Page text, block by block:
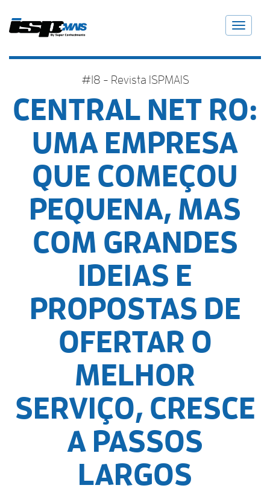
Toggle
#18 - Revista ISPMAIS
CENTRAL NET RO:
UMA EMPRESA
QUE COMEÇOU
PEQUENA, MAS
COM GRANDES
IDEIAS E
PROPOSTAS DE
OFERTAR O
MELHOR
SERVIÇO, CRESCE
A PASSOS
LARGOS